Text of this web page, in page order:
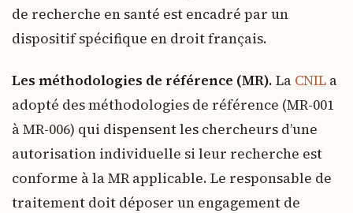
de recherche en santé est encadré par un
dispositif spécifique en droit français.
Les méthodologies de référence (MR). La CNIL a
adopté des méthodologies de référence (MR-001
à MR-006) qui dispensent les chercheurs d’une
autorisation individuelle si leur recherche est
conforme à la MR applicable. Le responsable de
traitement doit déposer un engagement de